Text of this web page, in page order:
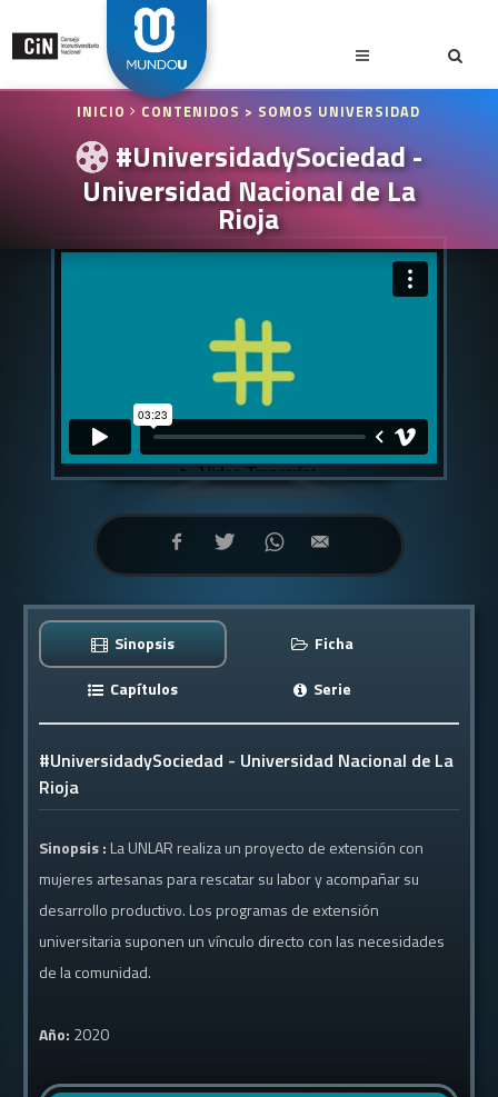
INICIO CONTENIDOS > SOMOS UNIVERSIDAD
#UniversidadySociedad -
Universidad Nacional de La
Rioja
Sinopsis
Ficha
Capítulos
Serie
#UniversidadySociedad - Universidad Nacional de La
Rioja
Sinopsis : La UNLAR realiza un proyecto de extensión con
mujeres artesanas para rescatar su labor y acompañar su
desarrollo productivo. Los programas de extensión
universitaria suponen un vínculo directo con las necesidades
de la comunidad.
Año: 2020